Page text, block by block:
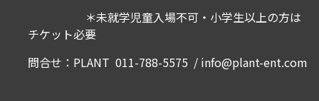
＊未就学児童入場不可・小学生以上の方は
チケット必要
問合せ：PLANT 011-788-5575 / info@plant-ent.com